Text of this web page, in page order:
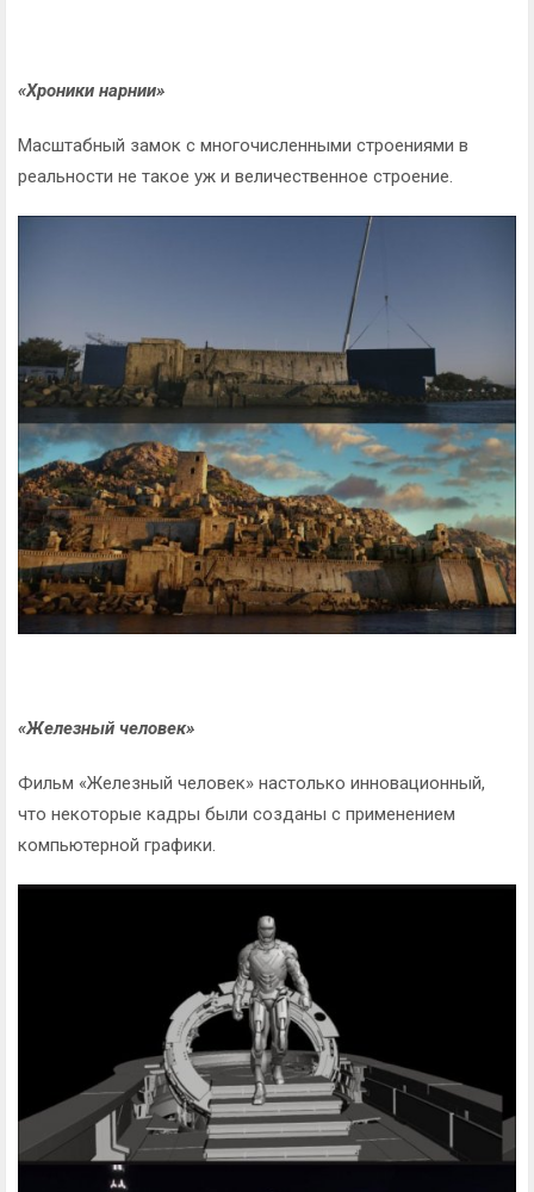
«Хроники нарнии»
Масштабный замок с многочисленными строениями в
реальности не такое уж и величественное строение.
«Железный человек»
Фильм «Железный человек» настолько инновационный,
что некоторые кадры были созданы с применением
компьютерной графики.